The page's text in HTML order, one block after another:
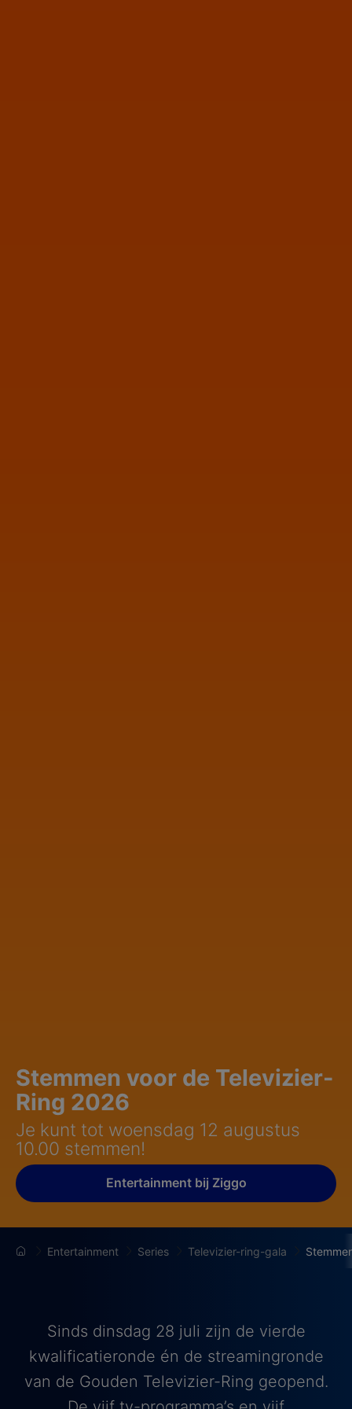
Stemmen voor de Televizier-
Ring 2026
Je kunt tot woensdag 12 augustus
10.00 stemmen!
Entertainment bij Ziggo
Entertainment Series Televizier-ring-gala
Sinds dinsdag 28 juli zijn de vierde
kwalificatieronde én de streamingronde
van de Gouden Televizier-Ring geopend.